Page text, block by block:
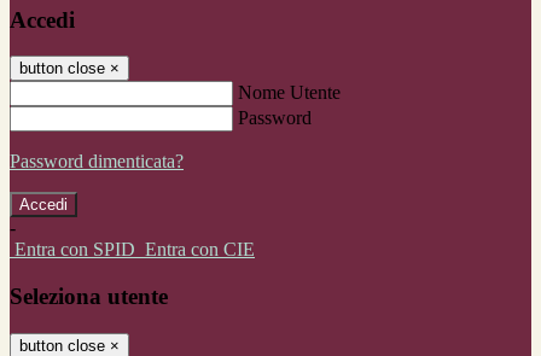
Accedi
button close ×
Nome Utente
Password
Password dimenticata?
-
Entra con SPID Entra con CIE
Seleziona utente
button close ×